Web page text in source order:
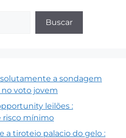
Buscar
a sondagem
voto jovem
leilões :
risco mínimo
a tiroteio palacio do gelo :